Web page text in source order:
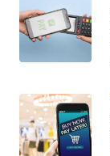
SUMBAR
WN
WN
BENGKULU